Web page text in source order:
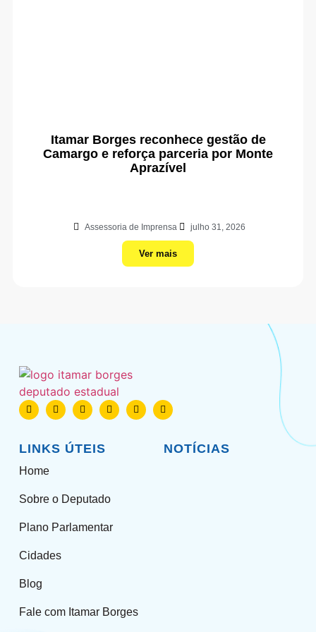
Itamar Borges reconhece gestão de
Camargo e reforça parceria por Monte
Aprazível
Assessoria de Imprensa julho 31, 2026
Ver mais
LINKS ÚTEIS
Home
Sobre o Deputado
Plano Parlamentar
Cidades
Blog
Fale com Itamar Borges
NOTÍCIAS